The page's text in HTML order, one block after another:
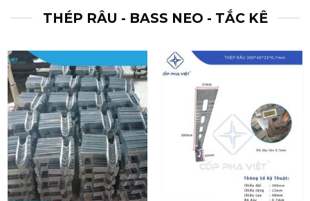
THÉP RÂU - BASS NEO - TẮC KÊ